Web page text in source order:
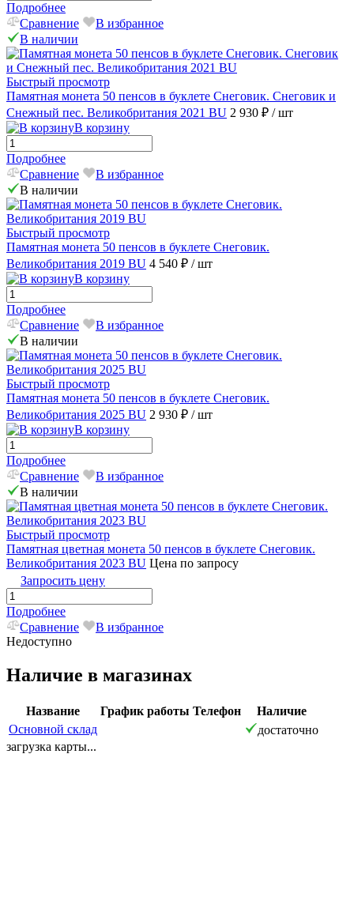
Подробнее
Сравнение
В избранное
В наличии
Быстрый просмотр
Памятная монета 50 пенсов в буклете Снеговик. Снеговик и
Снежный пес. Великобритания 2021 BU 2 930 ₽ / шт
В корзину
Подробнее
Сравнение
В избранное
В наличии
Быстрый просмотр
Памятная монета 50 пенсов в буклете Снеговик.
Великобритания 2019 BU 4 540 ₽ / шт
В корзину
Подробнее
Сравнение
В избранное
В наличии
Быстрый просмотр
Памятная монета 50 пенсов в буклете Снеговик.
Великобритания 2025 BU 2 930 ₽ / шт
В корзину
Подробнее
Сравнение
В избранное
В наличии
Быстрый просмотр
Памятная цветная монета 50 пенсов в буклете Снеговик.
Великобритания 2023 BU Цена по запросу
Запросить цену
Подробнее
Сравнение
В избранное
Недоступно
Наличие в магазинах
Название График работы Телефон
Наличие
Основной склад
достаточно
загрузка карты...